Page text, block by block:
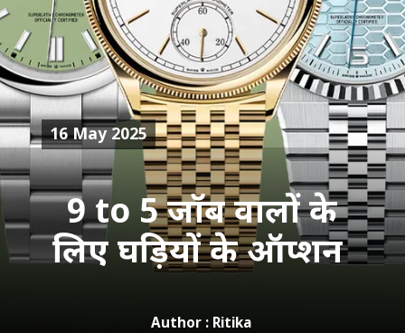
9 to 5 जॉब वालों के
लिए घड़ियों के ऑप्शन
16 May 2025
Author : Ritika